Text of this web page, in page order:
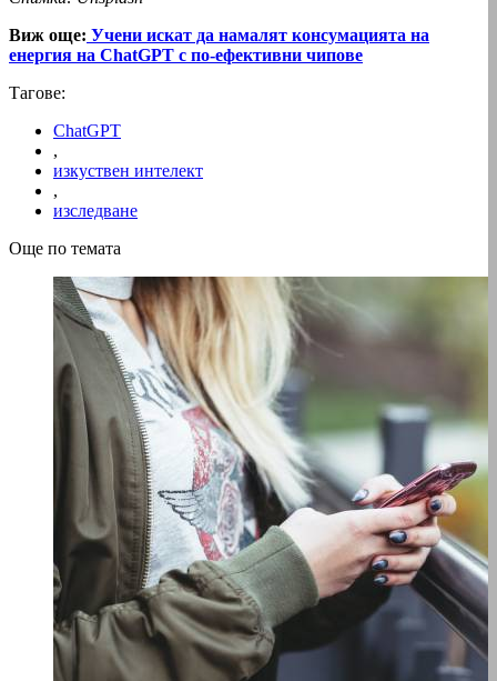
Виж още: Учени искат да намалят консумацията на
енергия на ChatGPT с по-ефективни чипове
Тагове:
ChatGPT
,
изкуствен интелект
,
изследване
Още по темата